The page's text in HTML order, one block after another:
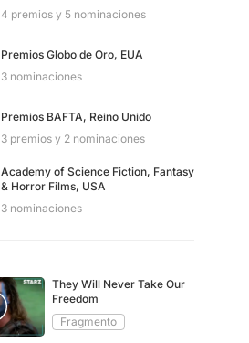
4 premios y 5 nominaciones
Premios Globo de Oro, EUA
3 nominaciones
Premios BAFTA, Reino Unido
3 premios y 2 nominaciones
Academy of Science Fiction, Fantasy
& Horror Films, USA
3 nominaciones
They Will Never Take Our
Freedom
Fragmento